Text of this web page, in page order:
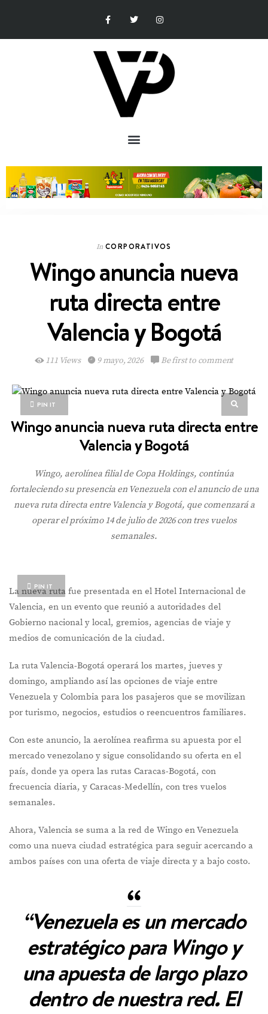
In CORPORATIVOS
Wingo anuncia nueva
ruta directa entre
Valencia y Bogotá
111 Views 9 mayo, 2026 Be first to comment
PIN IT
Wingo anuncia nueva ruta directa entre
Valencia y Bogotá
Wingo, aerolínea filial de Copa Holdings, continúa
fortaleciendo su presencia en Venezuela con el anuncio de una
nueva ruta directa entre Valencia y Bogotá, que comenzará a
operar el próximo 14 de julio de 2026 con tres vuelos
semanales.
PIN IT
La nueva ruta fue presentada en el Hotel Internacional de
Valencia, en un evento que reunió a autoridades del
Gobierno nacional y local, gremios, agencias de viaje y
medios de comunicación de la ciudad.
La ruta Valencia-Bogotá operará los martes, jueves y
domingo, ampliando así las opciones de viaje entre
Venezuela y Colombia para los pasajeros que se movilizan
por turismo, negocios, estudios o reencuentros familiares.
Con este anuncio, la aerolínea reafirma su apuesta por el
mercado venezolano y sigue consolidando su oferta en el
país, donde ya opera las rutas Caracas-Bogotá, con
frecuencia diaria, y Caracas-Medellín, con tres vuelos
semanales.
Ahora, Valencia se suma a la red de Wingo en Venezuela
como una nueva ciudad estratégica para seguir acercando a
ambos países con una oferta de viaje directa y a bajo costo.
“Venezuela es un mercado
estratégico para Wingo y
una apuesta de largo plazo
dentro de nuestra red. El